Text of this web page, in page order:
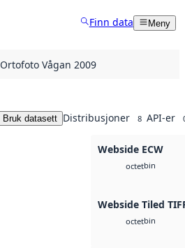
Finn data Meny
Ortofoto Vågan 2009
Bruk datasett Distribusjoner 8 API-er
Webside ECW
octetbin
Webside Tiled
octetbin